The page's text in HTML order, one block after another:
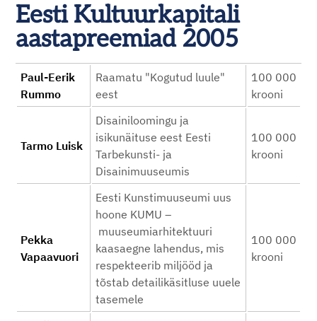
Eesti Kultuurkapitali
aastapreemiad 2005
Paul-Eerik
Rummo
Raamatu "Kogutud luule"
eest
100 000
krooni
Tarmo Luisk
Disainiloomingu ja
isikunäituse eest Eesti
Tarbekunsti- ja
Disainimuuseumis
100 000
krooni
Pekka
Vapaavuori
Eesti Kunstimuuseumi uus
hoone KUMU –
muuseumiarhitektuuri
kaasaegne lahendus, mis
respekteerib miljööd ja
tõstab detailikäsitluse uuele
tasemele
100 000
krooni